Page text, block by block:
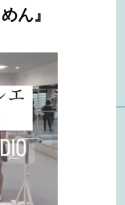
ん』